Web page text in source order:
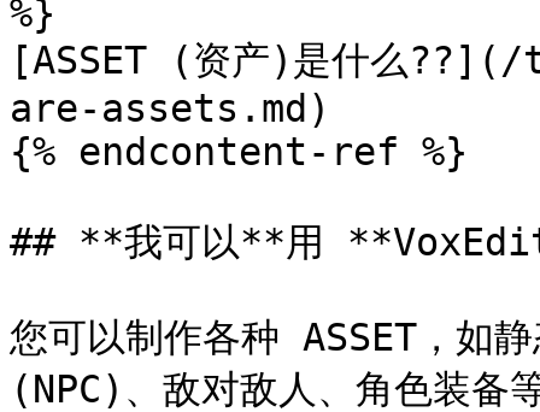
%}
[ASSET (资产)是什么
are-assets.md)
{% endcontent-ref %}
## **我可以**用
您可以制作各种 ASSET，如
(NPC)、敌对敌人、角色装备